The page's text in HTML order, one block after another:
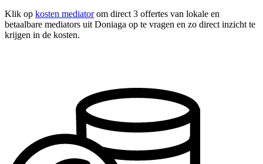
Klik op kosten mediatorom direct 3 offertes van lokale en
betaalbare mediators uit Doniaga op te vragen en zo direct inzicht te
krijgen in de kosten.